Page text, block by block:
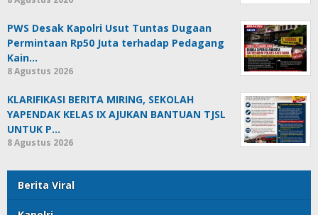
PWS Desak Kapolri Usut Tuntas Dugaan
Permintaan Rp50 Juta terhadap Pedagang
Kain…
8 Agustus 2026
KLARIFIKASI BERITA MIRING, SEKOLAH
YAPENDAK KELAS IX AJUKAN BANTUAN TJSL
UNTUK P…
8 Agustus 2026
Berita Viral